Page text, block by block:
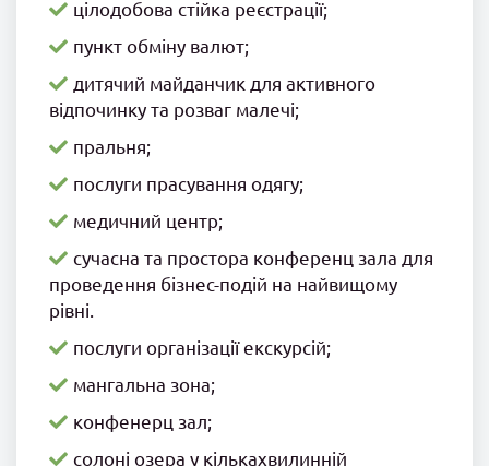
цілодобова стійка реєстрації;
пункт обміну валют;
дитячий майданчик для активного
відпочинку та розваг малечі;
пральня;
послуги прасування одягу;
медичний центр;
сучасна та простора конференц зала для
проведення бізнес-подій на найвищому
рівні.
послуги організації екскурсій;
мангальна зона;
конфенерц зал;
солоні озера у кількахвилинній